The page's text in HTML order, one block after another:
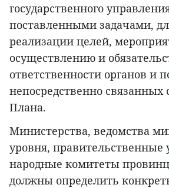
государственного
поставленными задачами,
реализации целей,
осуществлению и
ответственности органов и
непосредственно связанных
Плана.
Министерства, ведомства
уровня,
народные комитеты
должны определить